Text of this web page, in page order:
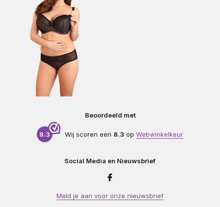
Beoordeeld met
8.3 Wij scoren een 8.3 op Webwinkelkeur
Social Media en Nieuwsbrief
Meld je aan voor onze nieuwsbrief